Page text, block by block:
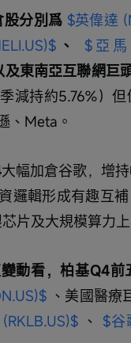
分別爲 $英偉達
、 $亞馬
及東南亞互聯網巨
減持約5.76%）
、Meta。
大幅加倉谷歌，增
邏輯形成有趣互
片及大規模算力
動看，柏基Q4
、美國醫療
、 $谷